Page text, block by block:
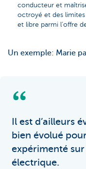
conducteur et
octroyé et des
et libre parmi l’offre
Un exemple: Marie
Il est d’ailleurs
bien évolué
expérimenté
électrique.